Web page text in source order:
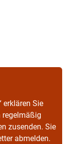
erklären Sie
regelmäßig
zusenden. Sie
abmelden.